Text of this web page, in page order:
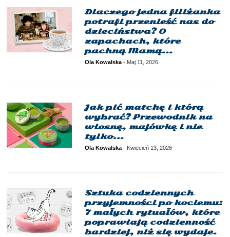
Dlaczego jedna filiżanka
potrafi przenieść nas do
dzieciństwa? O
zapachach, które
pachną Mamą…
Ola Kowalska - Maj 11, 2026
Jak pić matchę i którą
wybrać? Przewodnik na
wiosnę, majówkę i nie
tylko…
Ola Kowalska - Kwiecień 13, 2026
Sztuka codziennych
przyjemności po kociemu:
7 małych rytuałów, które
poprawiają codzienność
bardziej, niż się wydaje.